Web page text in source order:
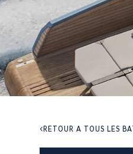
RETOUR À TOUS LES